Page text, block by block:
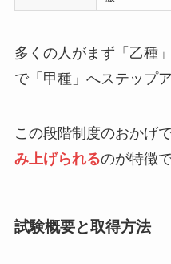
多くの人がまず「乙種
で「甲種」へステップ
この段階制度のおかげで
み上げられるのが特徴で
試験概要と取得方法